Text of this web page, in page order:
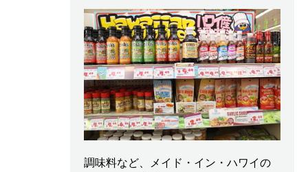
調味料など、メイド・イン・ハワイの